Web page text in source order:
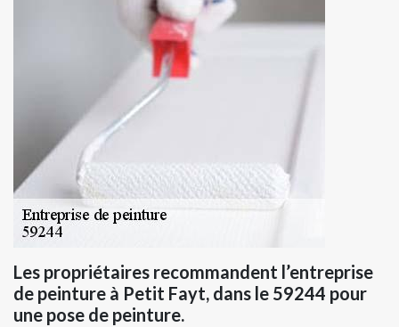
Les propriétaires recommandent l’entreprise
de peinture à Petit Fayt, dans le 59244 pour
une pose de peinture.